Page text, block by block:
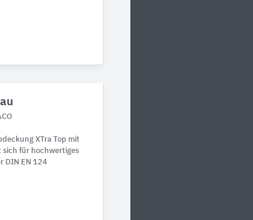
XTra Top mit
sich für hochwertiges
DIN EN 124